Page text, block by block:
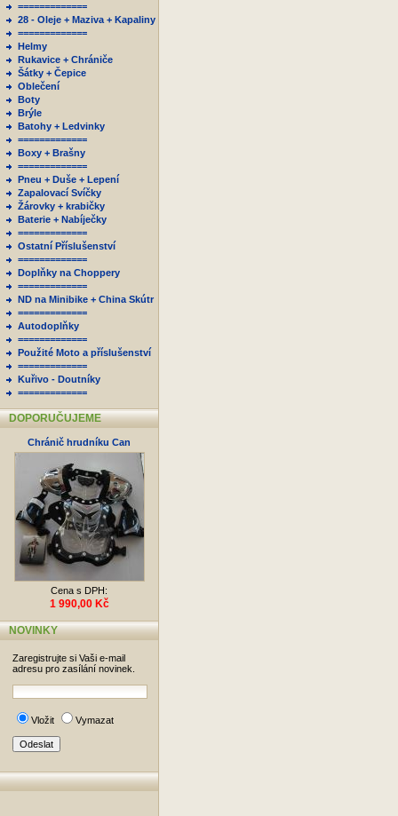
=============
28 - Oleje + Maziva + Kapaliny
=============
Helmy
Rukavice + Chrániče
Šátky + Čepice
Oblečení
Boty
Brýle
Batohy + Ledvinky
=============
Boxy + Brašny
=============
Pneu + Duše + Lepení
Zapalovací Svíčky
Žárovky + krabičky
Baterie + Nabíječky
=============
Ostatní Příslušenství
=============
Doplňky na Choppery
=============
ND na Minibike + China Skútr
=============
Autodoplňky
=============
Použité Moto a příslušenství
=============
Kuřivo - Doutníky
=============
DOPORUČUJEME
Chránič hrudníku Can
Cena s DPH:
1 990,00 Kč
NOVINKY
Zaregistrujte si Vaši e-mail
adresu pro zasílání novinek.
Vložit Vymazat